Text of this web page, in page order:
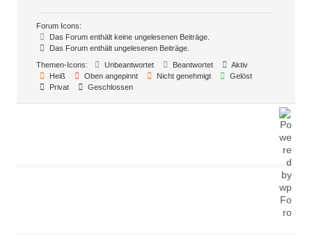
Forum Icons:
Das Forum enthält keine ungelesenen Beiträge.
Das Forum enthält ungelesenen Beiträge.
Themen-Icons:
Unbeantwortet Beantwortet
Aktiv
Heiß
Oben angepinnt Nicht genehmigt
Gelöst
Privat
Geschlossen